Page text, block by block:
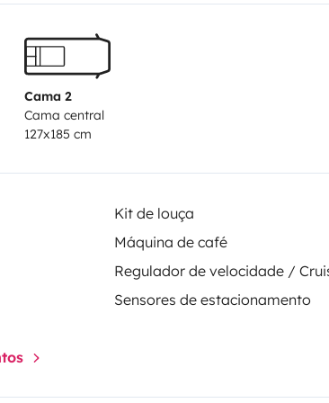
sur La Loire à Vélo.
domicile.
uns, n’hésitez pas à nous
et casserole, et le top du top :
Cama 2
Cama central
127x185 cm
Kit de louça
Máquina de café
Sensores de estacionamento